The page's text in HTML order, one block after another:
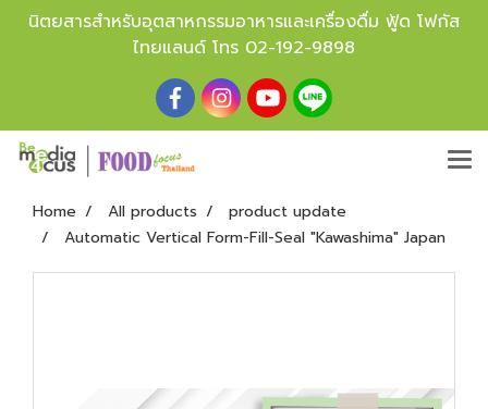
นิตยสารสำหรับอุตสาหกรรมอาหารและเครื่องดื่ม ฟู้ด โฟกัส
ไทยแลนด์ โทร 02-192-9898
Home All products
product update
Automatic Vertical Form-Fill-Seal "Kawashima" Japan